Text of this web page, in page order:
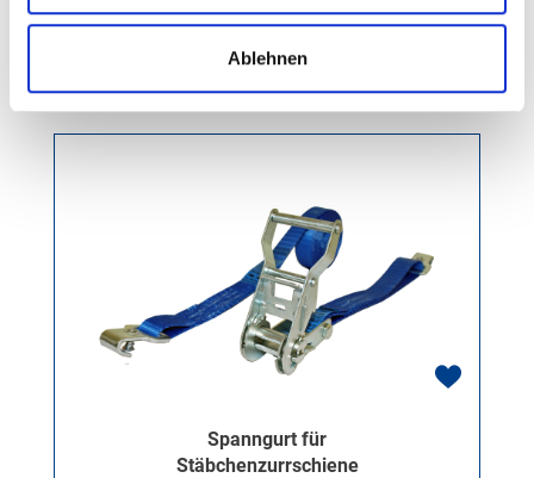
Ablehnen
Regulärer Preis:
Ab4,75 €
Spanngurt für
Stäbchenzurrschiene